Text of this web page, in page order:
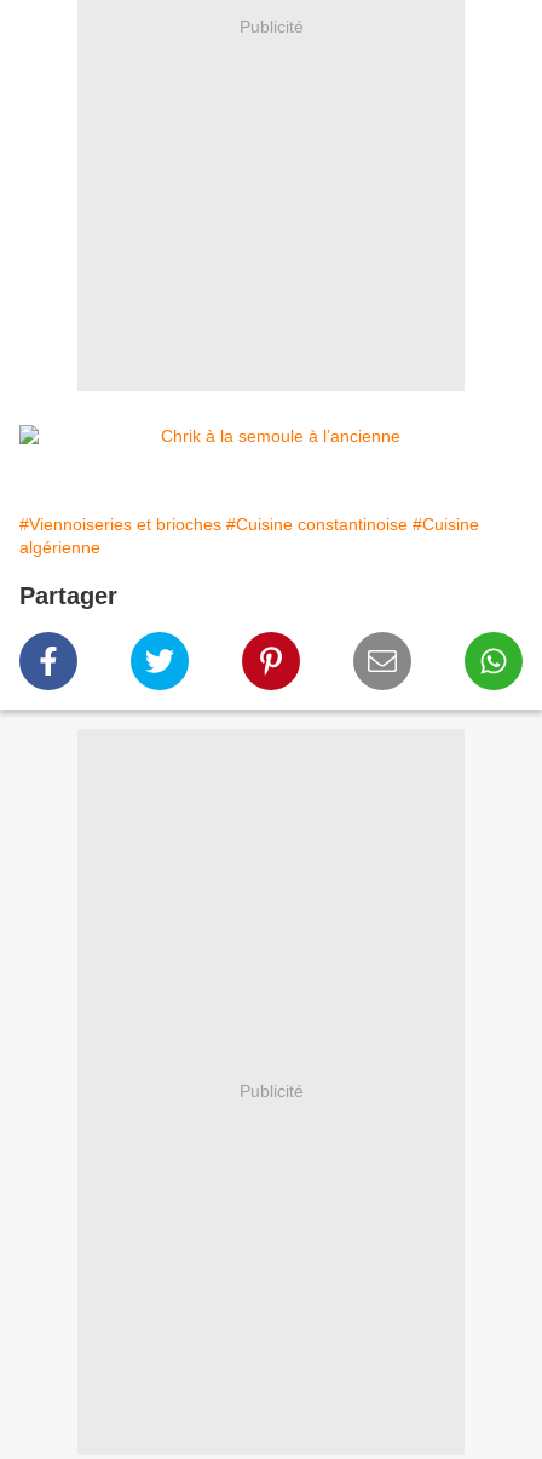
Publicité
#Viennoiseries et brioches #Cuisine constantinoise #Cuisine
algérienne
Partager
Publicité